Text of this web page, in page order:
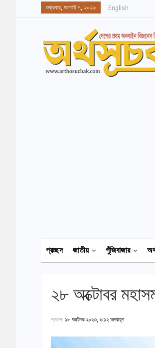
শুক্রবার, আগস্ট ৭, ২০২৬ English
প্রচ্ছদ জাতীয় পুঁজিবাজার
২৮ অক্টোবর
প্রকাশ ১৮ অক্টোবর ২০২৩, ৬:১২ অপরাহ্ণ